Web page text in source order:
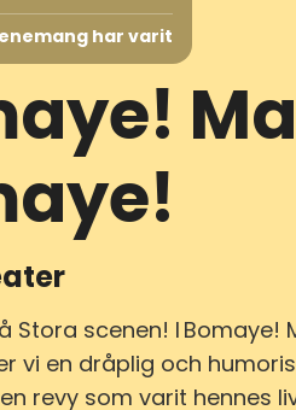
har varit
Stora scenen! I Bomaye!
vi en dråplig och
revy som varit hennes